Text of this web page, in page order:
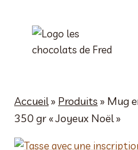
Accueil» Produits » Mug
350 gr « Joyeux Noël »